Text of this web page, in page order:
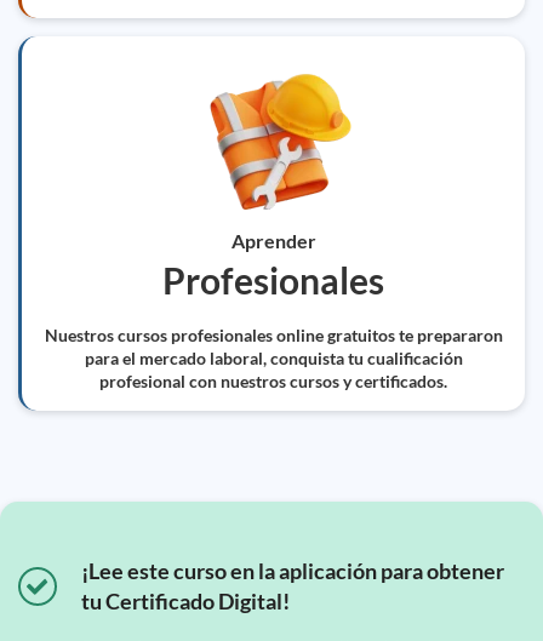
Aprender
Profesionales
Nuestros cursos profesionales online gratuitos te prepararon
para el mercado laboral, conquista tu cualificación
profesional con nuestros cursos y certificados.
¡Lee este curso en la aplicación para obtener
tu Certificado Digital!